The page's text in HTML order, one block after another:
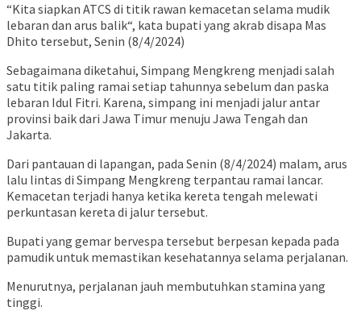
“Kita siapkan ATCS di titik rawan kemacetan selama mudik
lebaran dan arus balik“, kata bupati yang akrab disapa Mas
Dhito tersebut, Senin (8/4/2024)
Sebagaimana diketahui, Simpang Mengkreng menjadi salah
satu titik paling ramai setiap tahunnya sebelum dan paska
lebaran Idul Fitri. Karena, simpang ini menjadi jalur antar
provinsi baik dari Jawa Timur menuju Jawa Tengah dan
Jakarta.
Dari pantauan di lapangan, pada Senin (8/4/2024) malam, arus
lalu lintas di Simpang Mengkreng terpantau ramai lancar.
Kemacetan terjadi hanya ketika kereta tengah melewati
perkuntasan kereta di jalur tersebut.
Bupati yang gemar bervespa tersebut berpesan kepada pada
pamudik untuk memastikan kesehatannya selama perjalanan.
Menurutnya, perjalanan jauh membutuhkan stamina yang
tinggi.